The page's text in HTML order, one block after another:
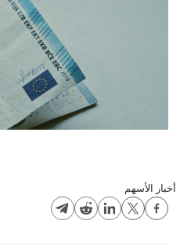
أخبار الأسهم